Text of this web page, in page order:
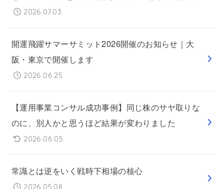
2026.07.03
開運飛躍サマーサミット2026開催のお知らせ｜大
阪・東京で開催します
2026.06.25
【運用事業コンサル成功事例】同じ株のサヤ取りな
のに、別人かと思うほど結果が変わりました
2026.06.05
常識とは逆をいく戦時下相場の核心
2026.05.08